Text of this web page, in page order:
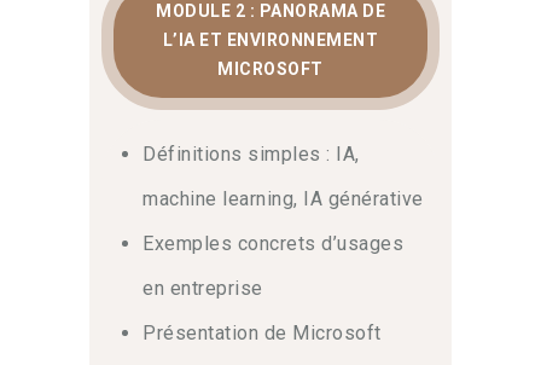
MODULE 2 : PANORAMA DE
L’IA ET ENVIRONNEMENT
MICROSOFT
Définitions simples : IA,
machine learning, IA générative
Exemples concrets d’usages
en entreprise
Présentation de Microsoft